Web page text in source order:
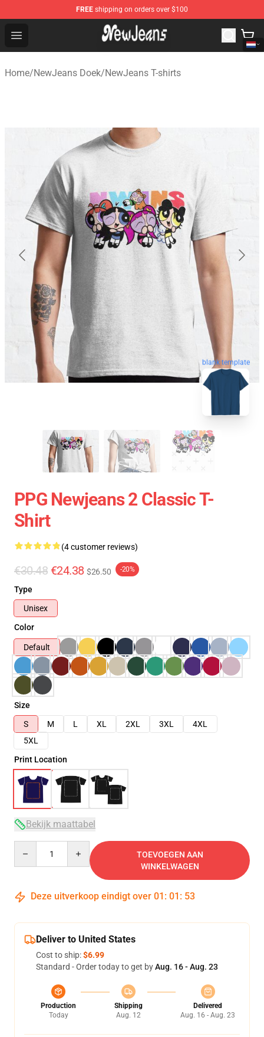
FREE shipping on orders over $100
Open menu
NewJeans Store - Official NewJeans Merchandise Shop
Home/NewJeans Doek/NewJeans T-shirts
blank template
PPG Newjeans 2 Classic T-
Shirt
(4 customer reviews)
€30.48 €24.38 $26.50 -20%
Type
Unisex
Color
Default
Size
S
M L XL 2XL 3XL
4XL
5XL
Print Location
Bekijk maattabel
TOEVOEGEN AAN
WINKELWAGEN
Deze uitverkoop eindigt over 01 : 01 : 52
Deliver to United States
Cost to ship:$6.99
Standard - Order today to get byAug. 16 - Aug. 23
Production
Today
Shipping
Aug. 12
Delivered
Aug. 16 - Aug. 23